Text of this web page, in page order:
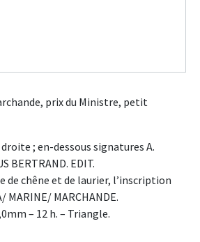
prix du Ministre, petit
; en-dessous signatures A.
BERTRAND. EDIT.
de chêne et de laurier, l’inscription
MARINE/ MARCHANDE.
– 12 h. – Triangle.